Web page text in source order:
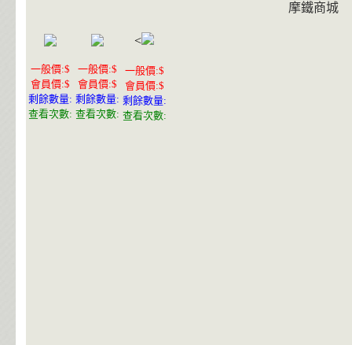
摩鐵商城
一般價:$
會員價:$
剩餘數量:
查看次數:
一般價:$
會員價:$
剩餘數量:
查看次數:
<
一般價:$
會員價:$
剩餘數量:
查看次數: